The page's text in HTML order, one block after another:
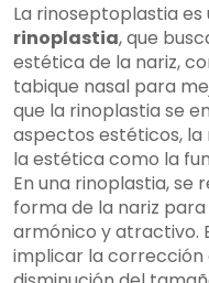
La rinoseptoplastia
rinoplastia, que
estética de la nariz,
tabique nasal para
que la rinoplastia se
aspectos estéticos,
la estética como la
En una rinoplastia, se
forma de la nariz
armónico y atractivo.
implicar la corrección